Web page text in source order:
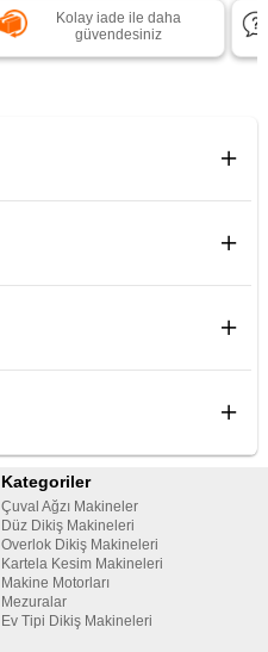
Kolay iade ile daha
güvendesiniz
Kategoriler
Çuval Ağzı Makineler
Düz Dikiş Makineleri
Overlok Dikiş Makineleri
Kartela Kesim Makineleri
Makine Motorları
Mezuralar
Ev Tipi Dikiş Makineleri